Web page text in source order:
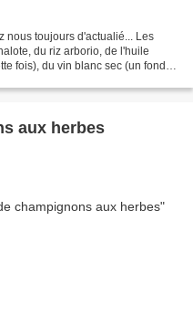
nous toujours d'actualié... Les
du riz arborio, de l'huile
fois), du vin blanc sec (un fond
aux herbes